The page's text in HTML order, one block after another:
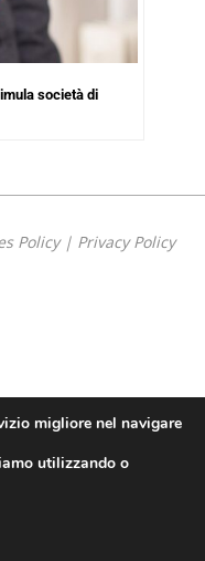
società di
Policy| Privacy Policy
migliore nel navigare
utilizzando o